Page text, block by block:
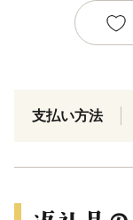
支払い方法